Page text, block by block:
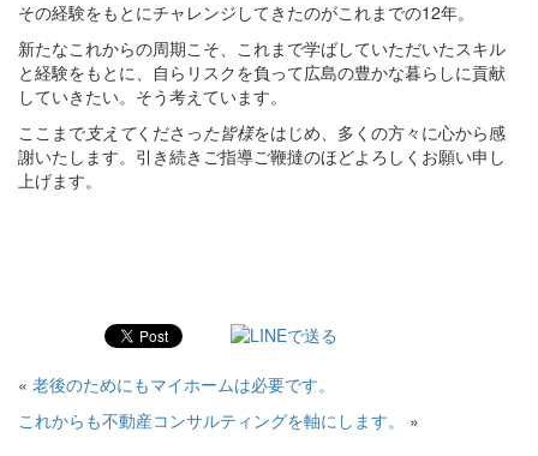
その経験をもとにチャレンジしてきたのがこれまでの12年。
新たなこれからの周期こそ、これまで学ばしていただいたスキル
と経験をもとに、自らリスクを負って広島の豊かな暮らしに貢献
していきたい。そう考えています。
ここまで支えてくださっ た皆様をはじめ、多くの方々に心から感
謝いたします。 引き続きご指導ご鞭撻のほどよろしくお願い申し
上げます。
« 老後のためにもマイホームは必要です。
これからも不動産コンサルティングを軸にします。
»